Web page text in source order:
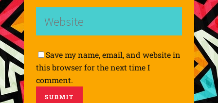
Save my name, email, and website in
this browser for the next time I
comment.